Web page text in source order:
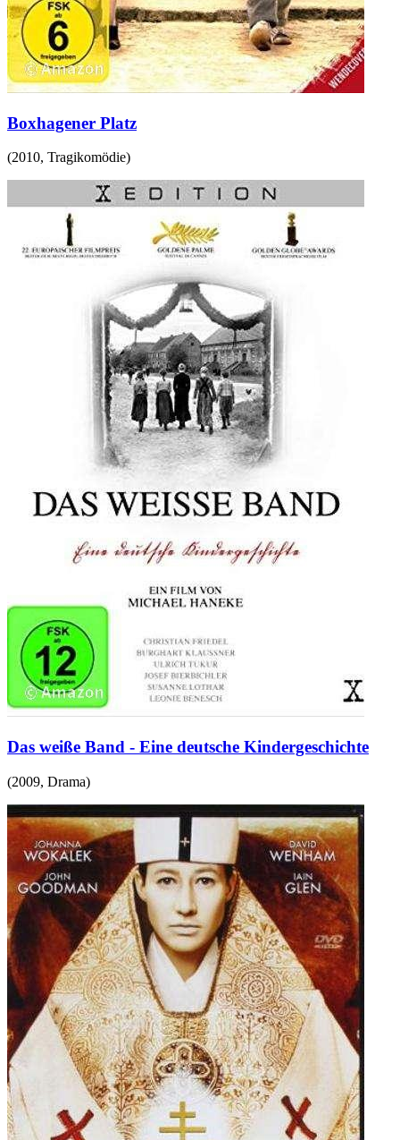
Boxhagener Platz
(2010, Tragikomödie)
Das weiße Band - Eine deutsche Kindergeschichte
(2009, Drama)